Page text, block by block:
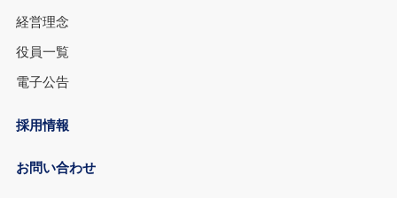
経営理念
役員一覧
電子公告
採用情報
お問い合わせ